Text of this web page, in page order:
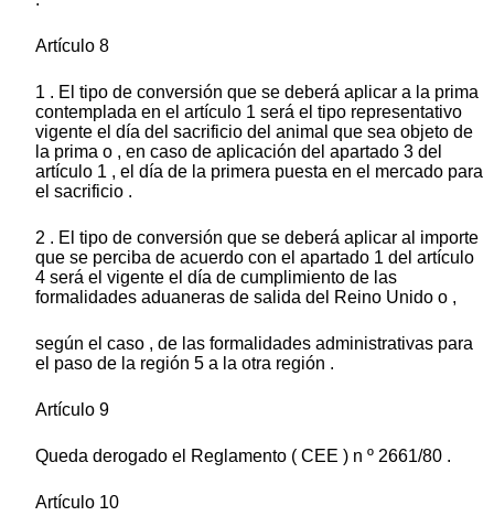
Artículo 8
1 . El tipo de conversión que se deberá aplicar a la prima
contemplada en el artículo 1 será el tipo representativo
vigente el día del sacrificio del animal que sea objeto de
la prima o , en caso de aplicación del apartado 3 del
artículo 1 , el día de la primera puesta en el mercado para
el sacrificio .
2 . El tipo de conversión que se deberá aplicar al importe
que se perciba de acuerdo con el apartado 1 del artículo
4 será el vigente el día de cumplimiento de las
formalidades aduaneras de salida del Reino Unido o ,
según el caso , de las formalidades administrativas para
el paso de la región 5 a la otra región .
Artículo 9
Queda derogado el Reglamento ( CEE ) n º 2661/80 .
Artículo 10